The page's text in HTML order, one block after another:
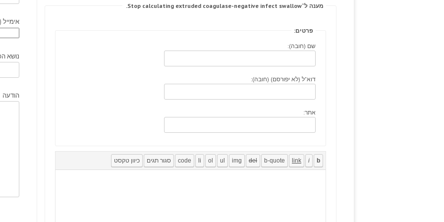
מענה ל־Stop calculating extruded coagulase-negative infect swallow.
פרטים:
שם (חובה):
דוא"ל (לא יפורסם) (חובה):
אתר:
נושא
הודעה